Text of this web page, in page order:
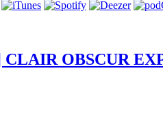
CLAIR OBSCUR